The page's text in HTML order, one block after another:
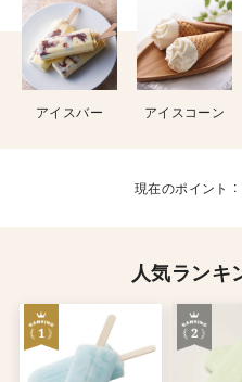
アイスバー アイスコーン
現在のポイント
人気ランキ